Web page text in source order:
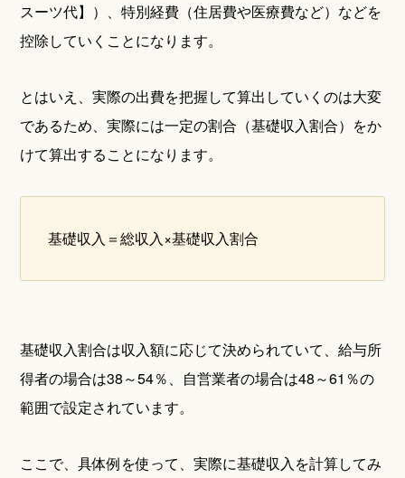
スーツ代】）、特別経費（住居費や医療費など）などを
控除していくことになります。
とはいえ、実際の出費を把握して算出していくのは大変
であるため、実際には一定の割合（基礎収入割合）をか
けて算出することになります。
基礎収入＝総収入×基礎収入割合
基礎収入割合は収入額に応じて決められていて、給与所
得者の場合は38～54％、自営業者の場合は48～61％の
範囲で設定されています。
ここで、具体例を使って、実際に基礎収入を計算してみ